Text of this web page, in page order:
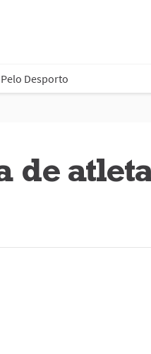
Desporto
de